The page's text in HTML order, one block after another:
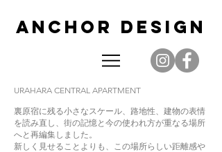
AN CHOR DES IGN
URAHARA CENTRAL APARTMENT
裏原宿に残る小さなスケール、路地性、建物の表情
を読み直し、街の記憶と今の使われ方が重なる場所
へと再編集しました。
新しく見せることよりも、この場所らしい距離感や